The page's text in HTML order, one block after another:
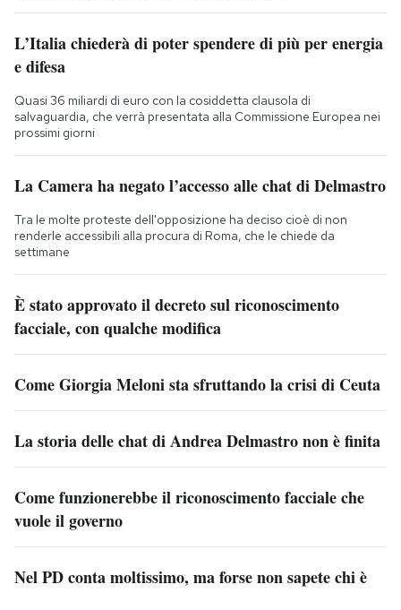
L’Italia chiederà di poter spendere di più per energia
e difesa
Quasi 36 miliardi di euro con la cosiddetta clausola di
salvaguardia, che verrà presentata alla Commissione Europea nei
prossimi giorni
La Camera ha negato l’accesso alle chat di Delmastro
Tra le molte proteste dell'opposizione ha deciso cioè di non
renderle accessibili alla procura di Roma, che le chiede da
settimane
È stato approvato il decreto sul riconoscimento
facciale, con qualche modifica
Come Giorgia Meloni sta sfruttando la crisi di Ceuta
La storia delle chat di Andrea Delmastro non è finita
Come funzionerebbe il riconoscimento facciale che
vuole il governo
Nel PD conta moltissimo, ma forse non sapete chi è